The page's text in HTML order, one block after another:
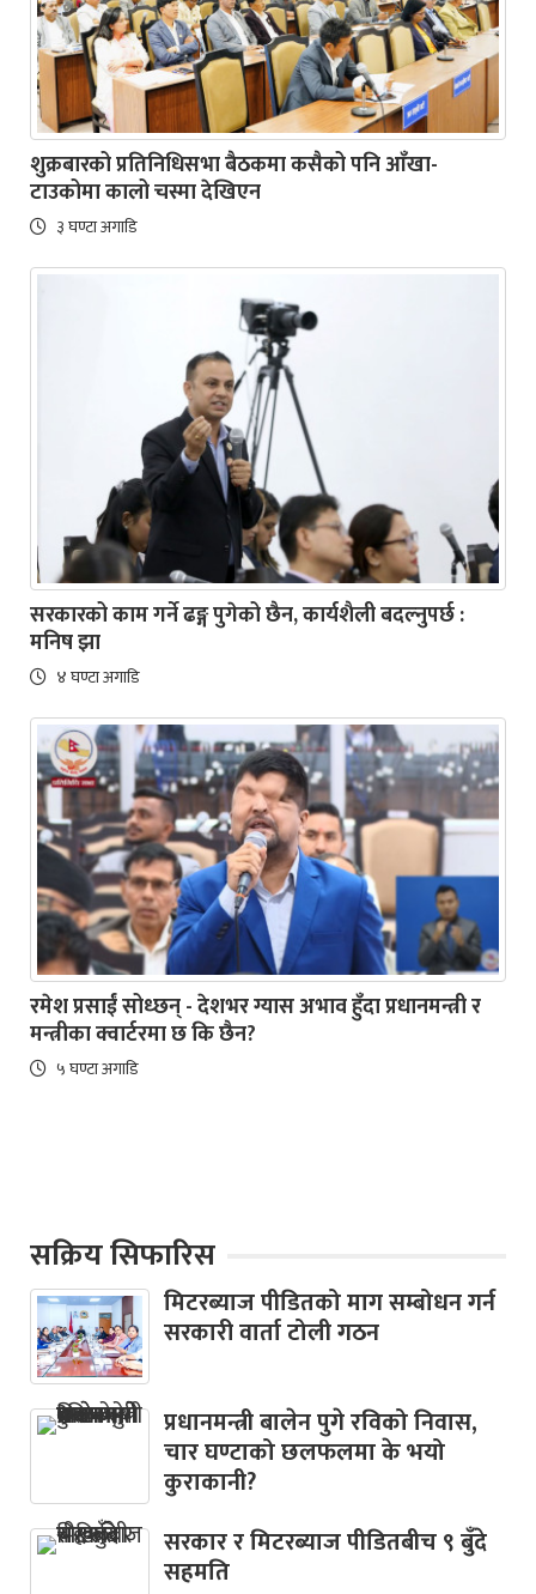
शुक्रबारको प्रतिनिधिसभा बैठकमा कसैको पनि आँखा-
टाउकोमा कालो चस्मा देखिएन
३ घण्टा अगाडि
सरकारको काम गर्ने ढङ्ग पुगेको छैन, कार्यशैली बदल्नुपर्छ :
मनिष झा
४ घण्टा अगाडि
रमेश प्रसाईं सोध्छन् - देशभर ग्यास अभाव हुँदा प्रधानमन्त्री र
मन्त्रीका क्वार्टरमा छ कि छैन?
५ घण्टा अगाडि
सक्रिय सिफारिस
मिटरब्याज पीडितको माग सम्बोधन गर्न
सरकारी वार्ता टोली गठन
प्रधानमन्त्री बालेन पुगे रविको निवास,
चार घण्टाको छलफलमा के भयो
कुराकानी?
सरकार र मिटरब्याज पीडितबीच ९ बुँदे
सहमति